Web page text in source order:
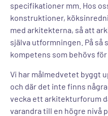
specifikationer mm. Hos
konstruktioner,
med arkitekterna, så att
själva utformningen. På så
kompetens som behövs
Vi har målmedvetet byggt
och där det inte finns
vecka ett arkitekturforum
varandra till en högre nivå